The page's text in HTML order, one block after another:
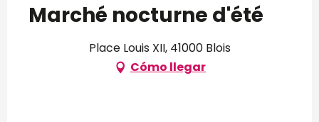
Marché nocturne d'été
Place Louis XII, 41000 Blois
Cómo llegar